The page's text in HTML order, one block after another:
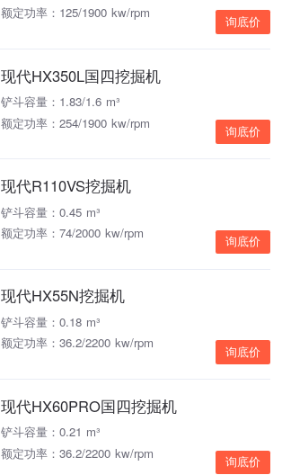
额定功率：125/1900 kw/rpm
询底价
现代HX350L国四挖掘机
铲斗容量：1.83/1.6 m³
额定功率：254/1900 kw/rpm
询底价
现代R110VS挖掘机
铲斗容量：0.45 m³
额定功率：74/2000 kw/rpm
询底价
现代HX55N挖掘机
铲斗容量：0.18 m³
额定功率：36.2/2200 kw/rpm
询底价
现代HX60PRO国四挖掘机
铲斗容量：0.21 m³
额定功率：36.2/2200 kw/rpm
询底价